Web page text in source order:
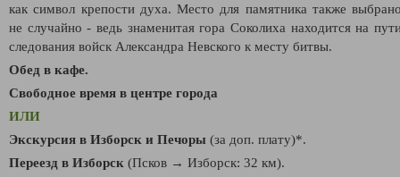
как символ крепости духа. Место для памятника также
не случайно - ведь знаменитая гора Соколиха находится на
следования войск Александра Невского к месту битвы.
Обед в кафе.
Свободное время в центре города
ИЛИ
Экскурсия в Изборск и Печоры (за доп. плату)*.
Переезд в Изборск (Псков → Изборск: 32 км).